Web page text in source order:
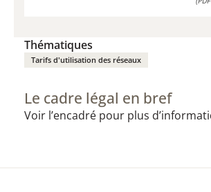
Thématiques
Tarifs d'utilisation des réseaux
Le cadre légal en bref
Voir l’encadré pour plus